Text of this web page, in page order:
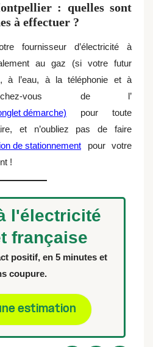
: quelles sont
à effectuer ?
fournisseur d’électricité à
au gaz (si votre futur
à l’eau, à la téléphonie et à
vous de l’
démarche) pour toute
et n’oubliez pas de faire
de stationnement pour votre
!
l'électricité
française
positif, en 5 minutes et
coupure.
estimation